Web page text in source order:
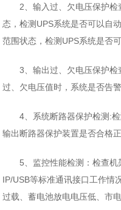
2、输入过、欠电压保护
态，检测UPS系统是否可以自
范围状态，检测UPS系统是否
3、输出过、欠电压保护
过、欠电压值时，系统是否告
4、系统断路器保护检测:
输出断路器保护装置是否合格正
5、监控性能检测：检查
IP/USB等标准通讯接口工作情
过载、蓄电池放电电压低、市